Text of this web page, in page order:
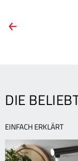
ARTIKEL-
auf
Zahlen
DIE
EINFACH ERKLÄRT